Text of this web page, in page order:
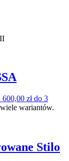
zł do 3
wariantów.
Stilo